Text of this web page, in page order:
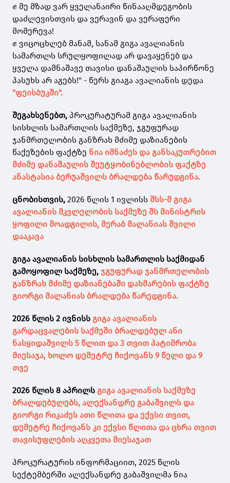
✊ მე მზად ვარ ყველანაირი წინააღმდეგობის
დაძლევისთვის და ვერავინ და ვერაფერი
მომერევა!
✊ ვიცოცხლებ მანამ, სანამ გიგა ავალიანის
სამართლს სრულყოფილად არ დავაყენებ და
ყველა დამნაშავე თავისი დანაშაულის საპირწონე
პასუხს არ აგებს!" - წერს გიაგა ავალიანის დედა
"ფეისბუკში".
შეგახსენებთ, პროკურატურამ გიგა ავალიანის
სისხლის სამართლის საქმეზე, ჯგუფურად
ჯანმრთელობის განზრახ მძიმე დაზიანების
წაქეზების ფაქტზე ნია იმნაძეს და განსაკუთრებით
მძიმე დანაშაულის შეუტყობინებლობის ფაქტზე
ანასტასია ბერუაშვილს ბრალდება წარუდგინა.
ცნობისთვის, 2026 წლის 1 ივლისს შსს-მ გიგა
ავალიანის მკვლელობის საქმეზე შს მინისტრის
ყოფილი მოადგილის, მერაბ მალანიას შვილი
დააკავა
გიგა ავალიანის სისხლის სამართლის საქმიდან
გამოყოფილ საქმეზე, ჯგუფურად ჯანმრთელობის
განზრახ მძიმე დაზიანებაში დახმარების ფაქტზე
გიორგი მალანიას ბრალდება წარედგინა.
2026 წლის 2 ივნისს გიგა ავალიანის
გარდაცვალების საქმეში ბრალდებულ ანი
ნასყიდაშვილს 5 წლით და 3 თვით პატიმრობა
მიესაჯა, ხოლო დემეტრე ჩიქოვანს 9 წელი და 9
თვე
2026 წლის 8 აპრილს გიგა ავალიანის საქმეზე
ბრალდებულებს, ალექსანდრე გაბაშვილს და
გიორგი რიკაძეს ათი წლითა და ექვსი თვით,
დემეტრე ჩიქოვანს კი ექვსი წლითა და ცხრა თვით
თავისუფლების აღკვეთა მიესაჯათ
პროკურატურის ინფორმაციით, 2025 წლის
სექტემბერში ალექსანდრე გაბაშვილმა ნია